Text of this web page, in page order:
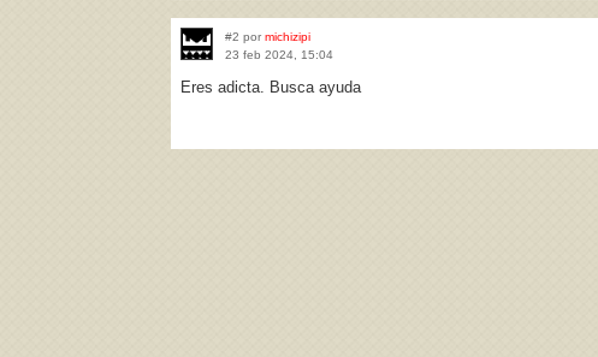
#2 por michizipi
23 feb 2024, 15:04
Eres adicta. Busca ayuda